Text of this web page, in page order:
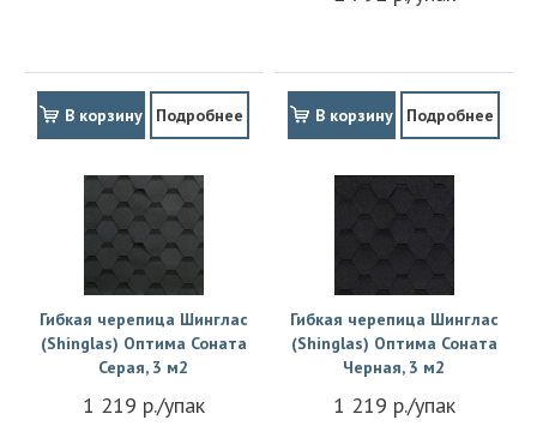
В корзину Подробнее В корзину Подробнее
Гибкая черепица Шинглас
(Shinglas) Оптима Соната
Серая, 3 м2
1 219 р./упак
Гибкая черепица Шинглас
(Shinglas) Оптима Соната
Черная, 3 м2
1 219 р./упак